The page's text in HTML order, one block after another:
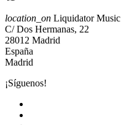
location_on Liquidator Music
C/ Dos Hermanas, 22
28012 Madrid
España
Madrid
¡Síguenos!